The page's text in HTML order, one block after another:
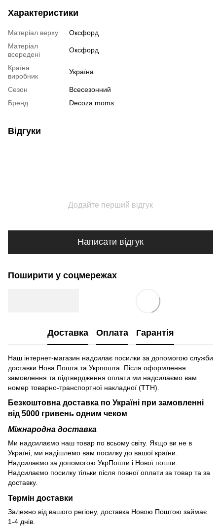
Характеристики
Матеріал верху
Оксфорд
Матеріал
всередені
Оксфорд
Країна
виробник
Україна
Сезон
Всесезонний
Бренд
Decoza moms
Відгуки
Додайте перший відгук
Написати відгук
Поширити у соцмережах
Доставка Оплата Гарантія
Наш інтернет-магазин надсилає посилки за допомогою служби
доставки Нова Пошта та Укрпошта. Після оформлення
замовлення та підтвердження оплати ми надсилаємо вам
номер товарно-транспортної накладної (ТТН).
Безкоштовна доставка по Україні при замовленні
від 5000 гривень одним чеком
Міжнародна доставка
Ми надсилаємо наш товар по всьому світу. Якщо ви не в
Україні, ми надішлемо вам посилку до вашої країни.
Надсилаємо за допомогою УкрПошти і Нової пошти.
Надсилаємо посилку тільки після повної оплати за товар та за
доставку.
Термін доставки
Залежно від вашого регіону, доставка Новою Поштою займає
1-4 днів.